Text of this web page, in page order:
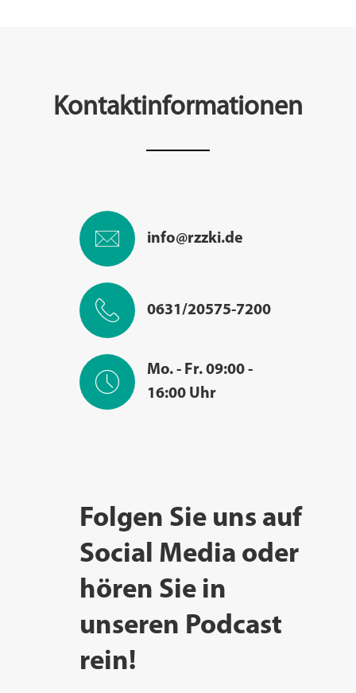
Kontaktinformationen
info@rzzki.de
0631/20575-7200
Mo. - Fr. 09:00 -
16:00 Uhr
Folgen Sie uns auf
Social Media oder
hören Sie in
unseren Podcast
rein!